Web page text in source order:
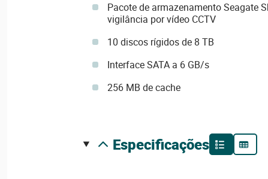
Pacote de armazenamento Seagate
vigilância por vídeo CCTV
10 discos rígidos de 8 TB
Interface SATA a 6 GB/s
256 MB de cache
especificações